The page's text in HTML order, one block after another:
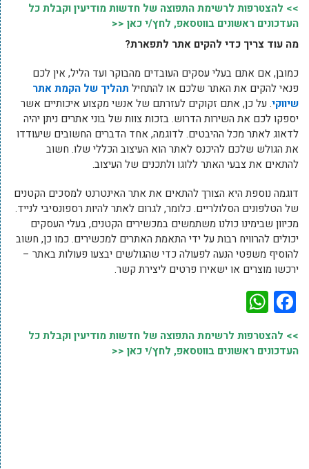
>> להצטרפות לרשימת התפוצה של חדשות מודיעין וקבלת כל
העדכונים ראשונים בווטסאפ, לחץ/י כאן <<
מה עוד צריך כדי להקים אתר לתפארת?
כמובן, אם אתם בעלי עסקים העובדים מהבוקר ועד הליל, אין לכם
פנאי להקים את האתר שלכם או להתחיל תהליך של הקמת אתר
שיווקי. על כן, אתם זקוקים לעזרתם של אנשי מקצוע איכותיים אשר
יספקו לכם את השירות הדרוש. בזכות צוות של בוני אתרים ניתן יהיה
לדאוג לאתר מכל ההיבטים. לדוגמה, אחד הדברים החשובים שיעודדו
את הגולש שלכם להיכנס לאתר הוא העיצוב הכללי שלו. חשוב
להתאים את צבעי האתר ללוגו ולתכנים של העיצוב.
דוגמה נוספת היא הצורך להתאים את אתר האינטרנט למסכים הקטנים
של הטלפונים הסלולריים. כלומר, לגרום לאתר להיות רספונסיבי לנייד.
מכיוון שבימינו כולנו משתמשים במכשירים הקטנים, בעלי העסקים
יכולים להרוויח רבות על ידי התאמת האתרים למכשירים. כמו כן, חשוב
להוסיף משפטי הנעה לפעולה כדי שהגולשים יבצעו פעולות באתר –
ירכשו מוצרים או ישאירו פרטים ליצירת קשר.
Facebook
>> להצטרפות לרשימת התפוצה של חדשות מודיעין וקבלת כל
העדכונים ראשונים בווטסאפ, לחץ/י כאן <<